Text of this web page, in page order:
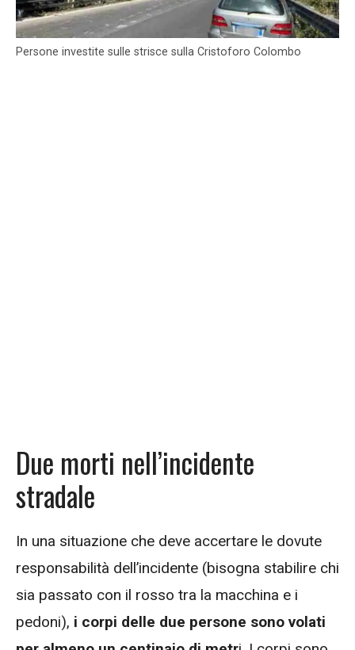
Persone investite sulle strisce sulla Cristoforo Colombo
Due morti nell’incidente
stradale
In una situazione che deve accertare le dovute
responsabilità dell’incidente (bisogna stabilire chi
sia passato con il rosso tra la macchina e i
pedoni), i corpi delle due persone sono volati